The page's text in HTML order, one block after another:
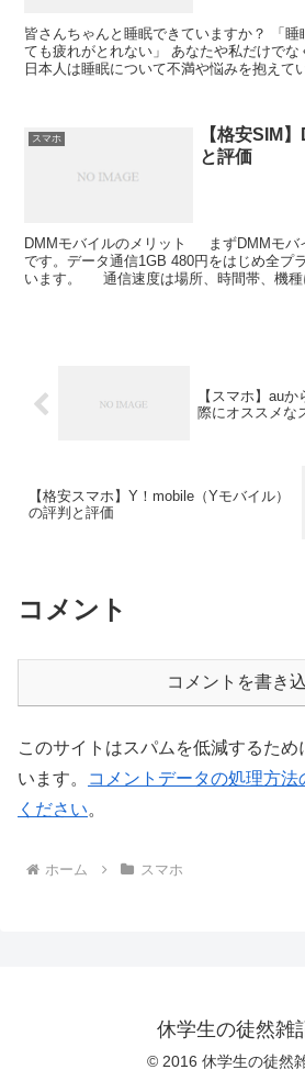
皆さんちゃんと睡眠できていますか？ 「
ても疲れがとれない」 あなたや私だけで
日本人は睡眠について不満や悩みを抱えて
スマホ
【格安SIM
と評価
DMMモバイルのメリット まずDMMモバ
です。データ通信1GB 480円をはじめ全プ
います。 通信速度は場所、時間帯、機種
【スマホ】au
際にオススメな
【格安スマホ】Y！mobile（Yモバイル）
の評判と評価
コメント
コメントを書き
このサイトはスパムを低減するため
います。
コメントデータの処理方
ください。
ホーム スマホ
休学生の徒然雑
© 2016 休学生の徒然